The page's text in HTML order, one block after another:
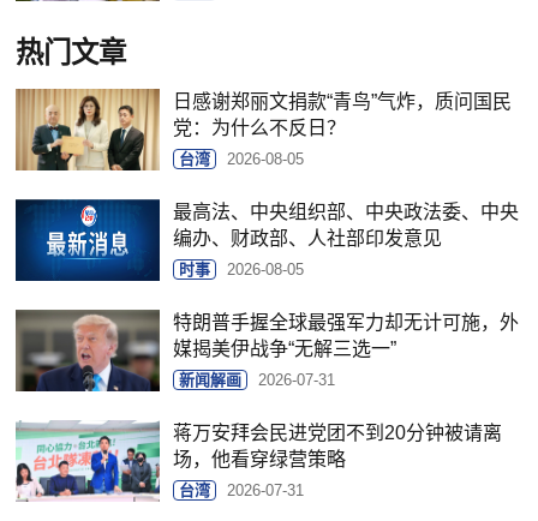
热门文章
日感谢郑丽文捐款“青鸟”气炸，质问国民
党：为什么不反日？
台湾 2026-08-05
最高法、中央组织部、中央政法委、中央
编办、财政部、人社部印发意见
时事 2026-08-05
特朗普手握全球最强军力却无计可施，外
媒揭美伊战争“无解三选一”
新闻解画 2026-07-31
蒋万安拜会民进党团不到20分钟被请离
场，他看穿绿营策略
台湾 2026-07-31